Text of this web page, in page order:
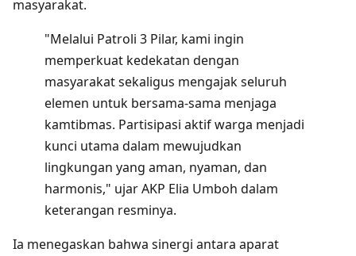
masyarakat.
"Melalui Patroli 3 Pilar, kami ingin
memperkuat kedekatan dengan
masyarakat sekaligus mengajak seluruh
elemen untuk bersama-sama menjaga
kamtibmas. Partisipasi aktif warga menjadi
kunci utama dalam mewujudkan
lingkungan yang aman, nyaman, dan
harmonis," ujar AKP Elia Umboh dalam
keterangan resminya.
Ia menegaskan bahwa sinergi antara aparat